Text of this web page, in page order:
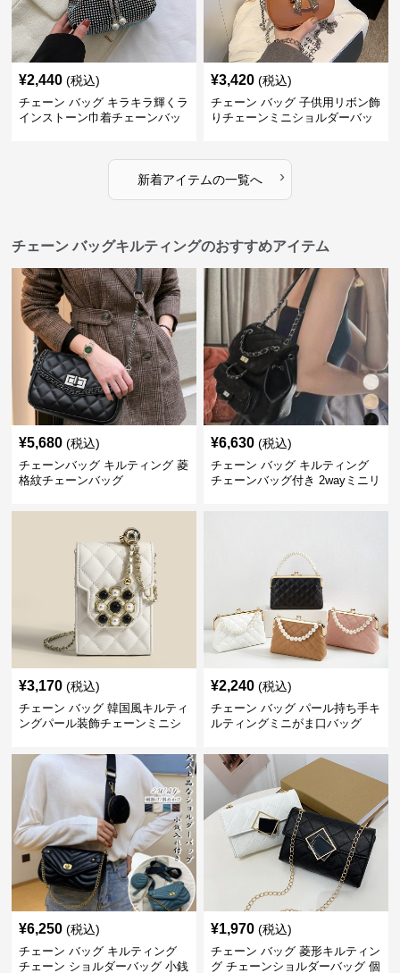
¥2,440 (税込)
チェーン バッグ キラキラ輝くラ
インストーン巾着チェーンバッ
¥3,420 (税込)
チェーン バッグ 子供用リボン飾
りチェーンミニショルダーバッ
新着アイテムの一覧へ ›
チェーン バッグキルティングのおすすめアイテム
¥5,680 (税込)
チェーンバッグ キルティング 菱
格紋チェーンバッグ
¥6,630 (税込)
チェーン バッグ キルティング
チェーンバッグ付き 2wayミニリ
¥3,170 (税込)
チェーン バッグ 韓国風キルティ
ングパール装飾チェーンミニシ
¥2,240 (税込)
チェーン バッグ パール持ち手キ
ルティングミニがま口バッグ
¥6,250 (税込)
チェーン バッグ キルティング
チェーン ショルダーバッグ 小銭
¥1,970 (税込)
チェーン バッグ 菱形キルティン
グ チェーンショルダーバッグ 個